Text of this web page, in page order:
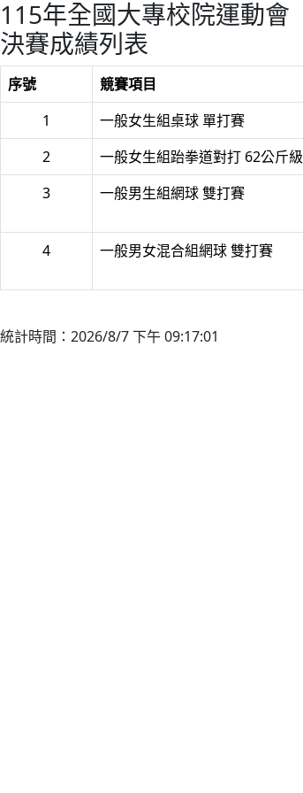
115年全國大專校院運動會
決賽成績列表
序號 競賽項目
1
一般女生組桌球 單打賽
2
一般女生組跆拳道對打 62公斤級
3
一般男生組網球 雙打賽
4 一般男女混合組網球 雙打賽
統計時間：2026/8/7 下午 09:17:01